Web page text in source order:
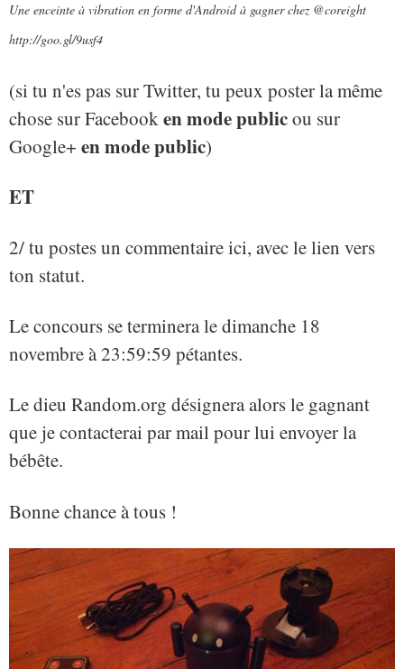
Une enceinte à vibration en forme d'Android à gagner chez @coreight
http://goo.gl/9usf4
(si tu n'es pas sur Twitter, tu peux poster la même
chose sur Facebooken mode publicou sur
Google+ en mode public)
ET
2/ tu postes un commentaire ici, avec le lien vers
ton statut.
Le concours se terminera le dimanche 18
novembre à 23:59:59 pétantes.
Le dieu Random.org désignera alors le gagnant
que je contacterai par mail pour lui envoyer la
bébête.
Bonne chance à tous !